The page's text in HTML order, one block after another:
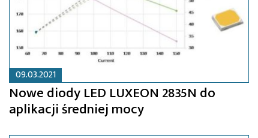
09.03.2021
Nowe diody LED LUXEON 2835N do
aplikacji średniej mocy